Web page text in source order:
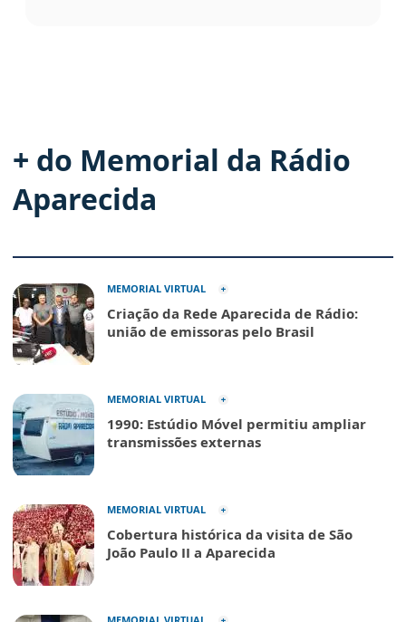
+ do Memorial da Rádio
Aparecida
MEMORIAL VIRTUAL
Criação da Rede Aparecida de Rádio:
união de emissoras pelo Brasil
MEMORIAL VIRTUAL
1990: Estúdio Móvel permitiu ampliar
transmissões externas
MEMORIAL VIRTUAL
Cobertura histórica da visita de São
João Paulo II a Aparecida